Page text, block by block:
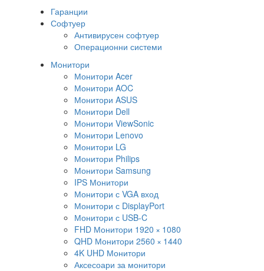
Гаранции
Софтуер
Антивирусен софтуер
Операционни системи
Монитори
Монитори Acer
Монитори AOC
Монитори ASUS
Монитори Dell
Монитори ViewSonic
Монитори Lenovo
Монитори LG
Монитори Philips
Монитори Samsung
IPS Монитори
Монитори с VGA вход
Монитори с DisplayPort
Монитори с USB-C
FHD Монитори 1920 × 1080
QHD Монитори 2560 × 1440
4K UHD Монитори
Аксесоари за монитори